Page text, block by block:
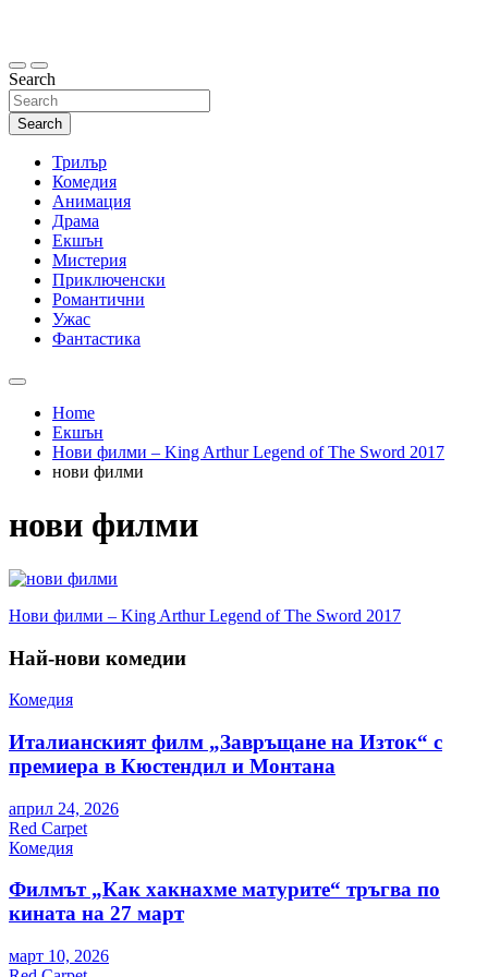
Search
Search
Трилър
Комедия
Анимация
Драма
Екшън
Мистерия
Приключенски
Романтични
Ужас
Фантастика
Home
Екшън
Нови филми – King Arthur Legend of The Sword 2017
нови филми
нови филми
Навигация
Нови филми – King Arthur Legend of The Sword 2017
Най-нови комедии
Комедия
Италианският филм „Завръщане на Изток“ с
премиера в Кюстендил и Монтана
април 24, 2026
Red Carpet
Комедия
Филмът „Как хакнахме матурите“ тръгва по
кината на 27 март
март 10, 2026